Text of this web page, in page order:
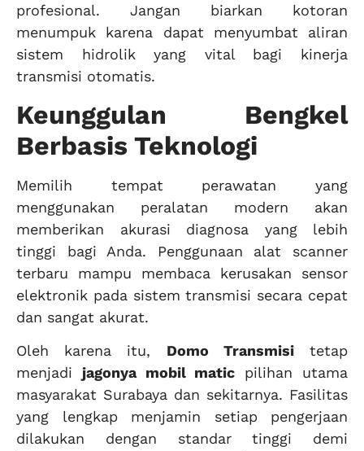
profesional. Jangan biarkan kotoran
menumpuk karena dapat menyumbat aliran
sistem hidrolik yang vital bagi kinerja
transmisi otomatis.
Keunggulan Bengkel
Berbasis Teknologi
Memilih tempat perawatan yang
menggunakan peralatan modern akan
memberikan akurasi diagnosa yang lebih
tinggi bagi Anda. Penggunaan alat scanner
terbaru mampu membaca kerusakan sensor
elektronik pada sistem transmisi secara cepat
dan sangat akurat.
Oleh karena itu, Domo Transmisitetap
menjadi jagonya mobil matic pilihan utama
masyarakat Surabaya dan sekitarnya. Fasilitas
yang lengkap menjamin setiap pengerjaan
dilakukan dengan standar tinggi demi